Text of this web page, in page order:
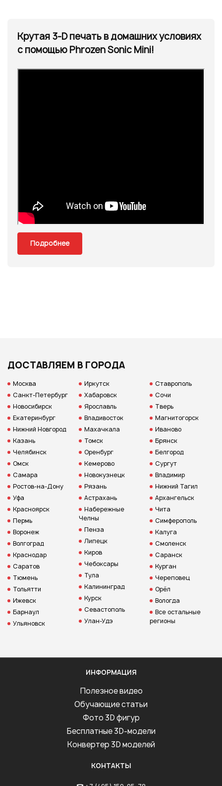
Крутая 3-D печать в домашних условиях
с помощью Phrozen Sonic Mini!
Подробнее
ДОСТАВЛЯЕМ В ГОРОДА
Москва
Санкт-Петербург
Новосибирск
Екатеринбург
Нижний Новгород
Казань
Челябинск
Омск
Самара
Ростов-на-Дону
Уфа
Красноярск
Пермь
Воронеж
Волгоград
Краснодар
Саратов
Тюмень
Тольятти
Ижевск
Барнаул
Ульяновск
Иркутск
Хабаровск
Ярославль
Владивосток
Махачкала
Томск
Оренбург
Кемерово
Новокузнецк
Рязань
Астрахань
Набережные
Челны
Пенза
Липецк
Киров
Чебоксары
Тула
Калининград
Курск
Севастополь
Улан-Удэ
Ставрополь
Сочи
Тверь
Магнитогорск
Иваново
Брянск
Белгород
Сургут
Владимир
Нижний Тагил
Архангельск
Чита
Симферополь
Калуга
Смоленск
Саранск
Курган
Череповец
Орёл
Вологда
Все остальные
регионы
ИНФОРМАЦИЯ
Полезное видео
Обучающие статьи
Фото 3D фигур
Бесплатные 3D-модели
Конвертер 3D моделей
КОНТАКТЫ